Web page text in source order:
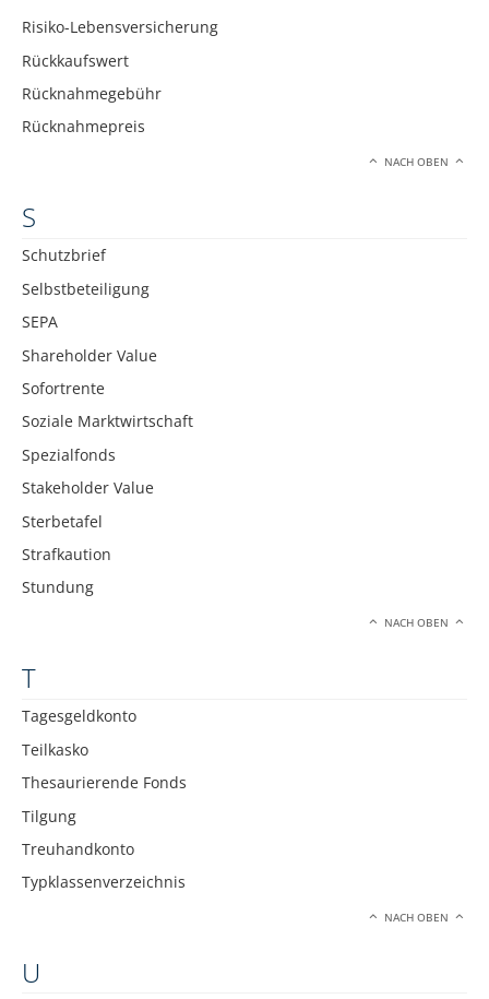
Risiko-Lebensversicherung
Rückkaufswert
Rücknahmegebühr
Rücknahmepreis
NACH OBEN
S
Schutzbrief
Selbstbeteiligung
SEPA
Shareholder Value
Sofortrente
Soziale Marktwirtschaft
Spezialfonds
Stakeholder Value
Sterbetafel
Strafkaution
Stundung
NACH OBEN
T
Tagesgeldkonto
Teilkasko
Thesaurierende Fonds
Tilgung
Treuhandkonto
Typklassenverzeichnis
NACH OBEN
U